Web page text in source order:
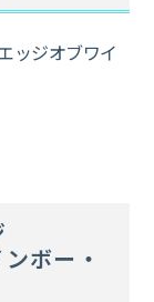
ッジオブワイ
ボー・